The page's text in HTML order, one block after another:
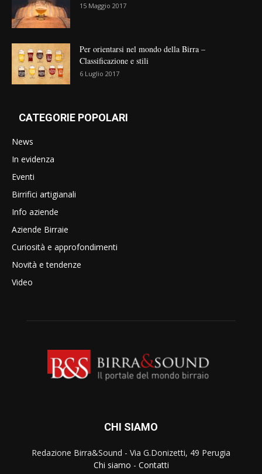
15 Maggio 2017
Per orientarsi nel mondo della Birra –
Classificazione e stili
6 Luglio 2017
CATEGORIE POPOLARI
News
In evidenza
Eventi
Birrifici artigianali
Info aziende
Aziende Birraie
Curiosità e approfondimenti
Novità e tendenze
Video
CHI SIAMO
Redazione Birra&Sound - Via G.Donizetti, 49 Perugia
Chi siamo - Contatti